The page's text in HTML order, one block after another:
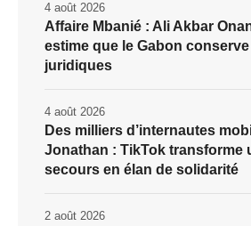
Affaire Mbanié : Ali Akbar
estime que le Gabon
juridiques
4 août 2026
Des milliers d’internautes
Jonathan : TikTok transforme
secours en élan de solidarité
4 août 2026
2 août 2026